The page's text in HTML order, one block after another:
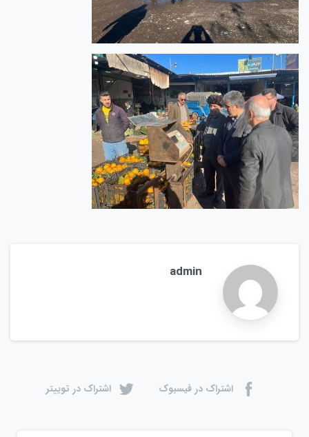
admin
اشتراک در فیسبوک اشتراک در توییتر